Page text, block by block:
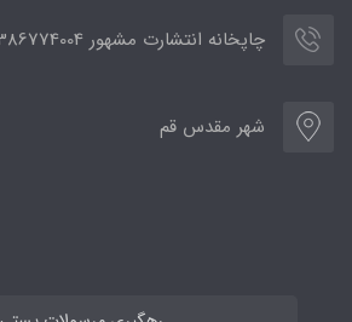
چاپخانه انتشارت مشهور 09386774004
شهر مقدس قم